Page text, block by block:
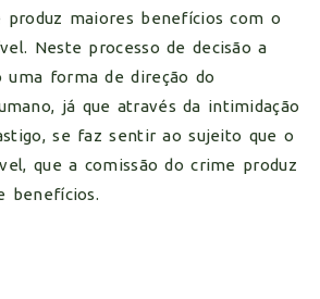
produz maiores benefícios com o
Neste processo de decisão a
uma forma de direção do
já que através da intimidação
se faz sentir ao sujeito que o
que a comissão do crime produz
benefícios.